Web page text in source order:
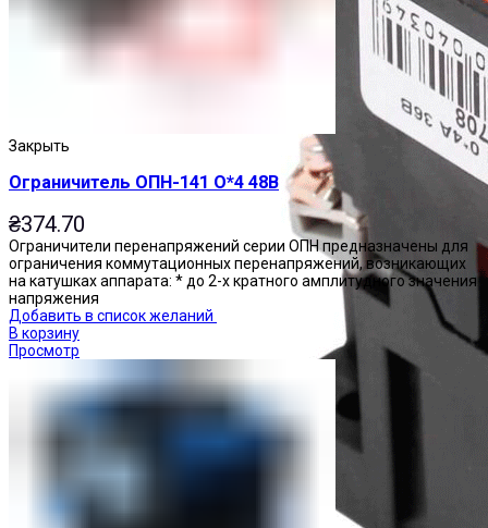
Закрыть
Ограничитель ОПН-141 О*4 48В
₴374.70
Ограничители перенапряжений серии ОПН предназначены для
ограничения коммутационных перенапряжений, возникающих
на катушках аппарата: * до 2-х кратного амплитудного значения
напряжения
Добавить в список желаний
В корзину
Просмотр